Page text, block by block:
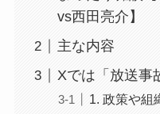
vs西田亮介】
主な内容
Xでは「放送事
1. 政策や組